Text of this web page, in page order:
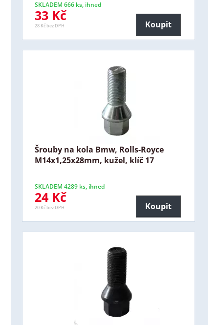
SKLADEM 666 ks, ihned
33 Kč
28 Kč bez DPH Koupit
Šrouby na kola Bmw, Rolls-Royce
M14x1,25x28mm, kužel, klíč 17
SKLADEM 4289 ks, ihned
24 Kč
20 Kč bez DPH Koupit